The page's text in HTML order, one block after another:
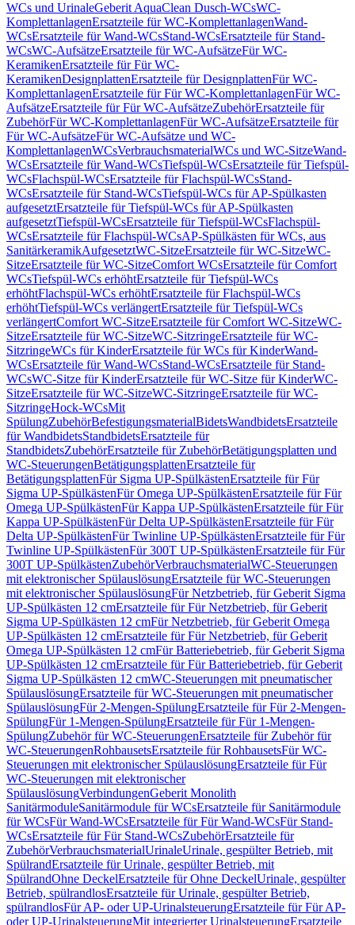
WCs und UrinaleGeberit AquaClean Dusch-WCsWC-
KomplettanlagenErsatzteile für WC-KomplettanlagenWand-
WCsErsatzteile für Wand-WCsStand-WCsErsatzteile für Stand-
WCsWC-AufsätzeErsatzteile für WC-AufsätzeFür WC-
KeramikenErsatzteile für Für WC-
KeramikenDesignplattenErsatzteile für DesignplattenFür WC-
KomplettanlagenErsatzteile für Für WC-KomplettanlagenFür WC-
AufsätzeErsatzteile für Für WC-AufsätzeZubehörErsatzteile für
ZubehörFür WC-KomplettanlagenFür WC-AufsätzeErsatzteile für
Für WC-AufsätzeFür WC-Aufsätze und WC-
KomplettanlagenWCsVerbrauchsmaterialWCs und WC-SitzeWand-
WCsErsatzteile für Wand-WCsTiefspül-WCsErsatzteile für Tiefspül-
WCsFlachspül-WCsErsatzteile für Flachspül-WCsStand-
WCsErsatzteile für Stand-WCsTiefspül-WCs für AP-Spülkasten
aufgesetztErsatzteile für Tiefspül-WCs für AP-Spülkasten
aufgesetztTiefspül-WCsErsatzteile für Tiefspül-WCsFlachspül-
WCsErsatzteile für Flachspül-WCsAP-Spülkästen für WCs, aus
SanitärkeramikAufgesetztWC-SitzeErsatzteile für WC-SitzeWC-
SitzeErsatzteile für WC-SitzeComfort WCsErsatzteile für Comfort
WCsTiefspül-WCs erhöhtErsatzteile für Tiefspül-WCs
erhöhtFlachspül-WCs erhöhtErsatzteile für Flachspül-WCs
erhöhtTiefspül-WCs verlängertErsatzteile für Tiefspül-WCs
verlängertComfort WC-SitzeErsatzteile für Comfort WC-SitzeWC-
SitzeErsatzteile für WC-SitzeWC-SitzringeErsatzteile für WC-
SitzringeWCs für KinderErsatzteile für WCs für KinderWand-
WCsErsatzteile für Wand-WCsStand-WCsErsatzteile für Stand-
WCsWC-Sitze für KinderErsatzteile für WC-Sitze für KinderWC-
SitzeErsatzteile für WC-SitzeWC-SitzringeErsatzteile für WC-
SitzringeHock-WCsMit
SpülungZubehörBefestigungsmaterialBidetsWandbidetsErsatzteile
für WandbidetsStandbidetsErsatzteile für
StandbidetsZubehörErsatzteile für ZubehörBetätigungsplatten und
WC-SteuerungenBetätigungsplattenErsatzteile für
BetätigungsplattenFür Sigma UP-SpülkästenErsatzteile für Für
Sigma UP-SpülkästenFür Omega UP-SpülkästenErsatzteile für Für
Omega UP-SpülkästenFür Kappa UP-SpülkästenErsatzteile für Für
Kappa UP-SpülkästenFür Delta UP-SpülkästenErsatzteile für Für
Delta UP-SpülkästenFür Twinline UP-SpülkästenErsatzteile für Für
Twinline UP-SpülkästenFür 300T UP-SpülkästenErsatzteile für Für
300T UP-SpülkästenZubehörVerbrauchsmaterialWC-Steuerungen
mit elektronischer SpülauslösungErsatzteile für WC-Steuerungen
mit elektronischer SpülauslösungFür Netzbetrieb, für Geberit Sigma
UP-Spülkästen 12 cmErsatzteile für Für Netzbetrieb, für Geberit
Sigma UP-Spülkästen 12 cmFür Netzbetrieb, für Geberit Omega
UP-Spülkästen 12 cmErsatzteile für Für Netzbetrieb, für Geberit
Omega UP-Spülkästen 12 cmFür Batteriebetrieb, für Geberit Sigma
UP-Spülkästen 12 cmErsatzteile für Für Batteriebetrieb, für Geberit
Sigma UP-Spülkästen 12 cmWC-Steuerungen mit pneumatischer
SpülauslösungErsatzteile für WC-Steuerungen mit pneumatischer
SpülauslösungFür 2-Mengen-SpülungErsatzteile für Für 2-Mengen-
SpülungFür 1-Mengen-SpülungErsatzteile für Für 1-Mengen-
SpülungZubehör für WC-SteuerungenErsatzteile für Zubehör für
WC-SteuerungenRohbausetsErsatzteile für RohbausetsFür WC-
Steuerungen mit elektronischer SpülauslösungErsatzteile für Für
WC-Steuerungen mit elektronischer
SpülauslösungVerbindungenGeberit Monolith
SanitärmoduleSanitärmodule für WCsErsatzteile für Sanitärmodule
für WCsFür Wand-WCsErsatzteile für Für Wand-WCsFür Stand-
WCsErsatzteile für Für Stand-WCsZubehörErsatzteile für
ZubehörVerbrauchsmaterialUrinaleUrinale, gespülter Betrieb, mit
SpülrandErsatzteile für Urinale, gespülter Betrieb, mit
SpülrandOhne DeckelErsatzteile für Ohne DeckelUrinale, gespülter
Betrieb, spülrandlosErsatzteile für Urinale, gespülter Betrieb,
spülrandlosFür AP- oder UP-UrinalsteuerungErsatzteile für Für AP-
oder UP-UrinalsteuerungMit integrierter UrinalsteuerungErsatzteile